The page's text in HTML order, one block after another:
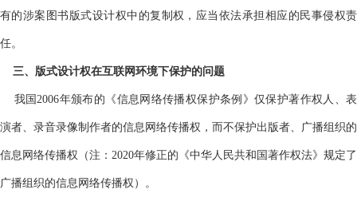
有的涉案图书版式设计权中的复制权，应当依法承担相应的民事侵权责
任。
三、版式设计权在互联网环境下保护的问题
我国2006年颁布的《信息网络传播权保护条例》仅保护著作权人、表
演者、录音录像制作者的信息网络传播权，而不保护出版者、广播组织的
信息网络传播权（注：2020年修正的《中华人民共和国著作权法》规定了
广播组织的信息网络传播权）。